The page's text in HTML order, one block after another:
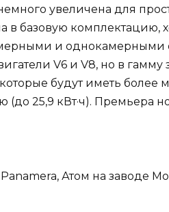
увеличена для
в базовую комплектацию,
и однокамерными
V6 и V8, но в гамму
будут иметь более
(до 25,9 кВт·ч). Премьера